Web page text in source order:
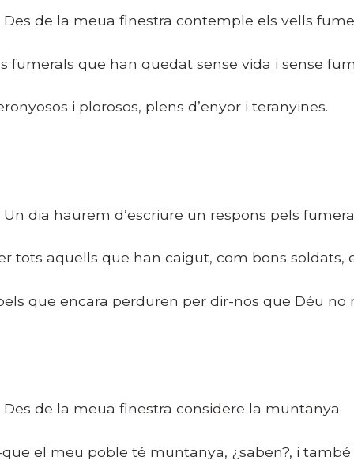
de la meua finestra contemple els vells
fumerals que han quedat sense vida i sense
i plorosos, plens d’enyor i teranyines.
dia haurem d’escriure un respons pels
tots aquells que han caigut, com bons soldats,
que encara perduren per dir-nos que Déu no
de la meua finestra considere la muntanya
el meu poble té muntanya, ¿saben?, i